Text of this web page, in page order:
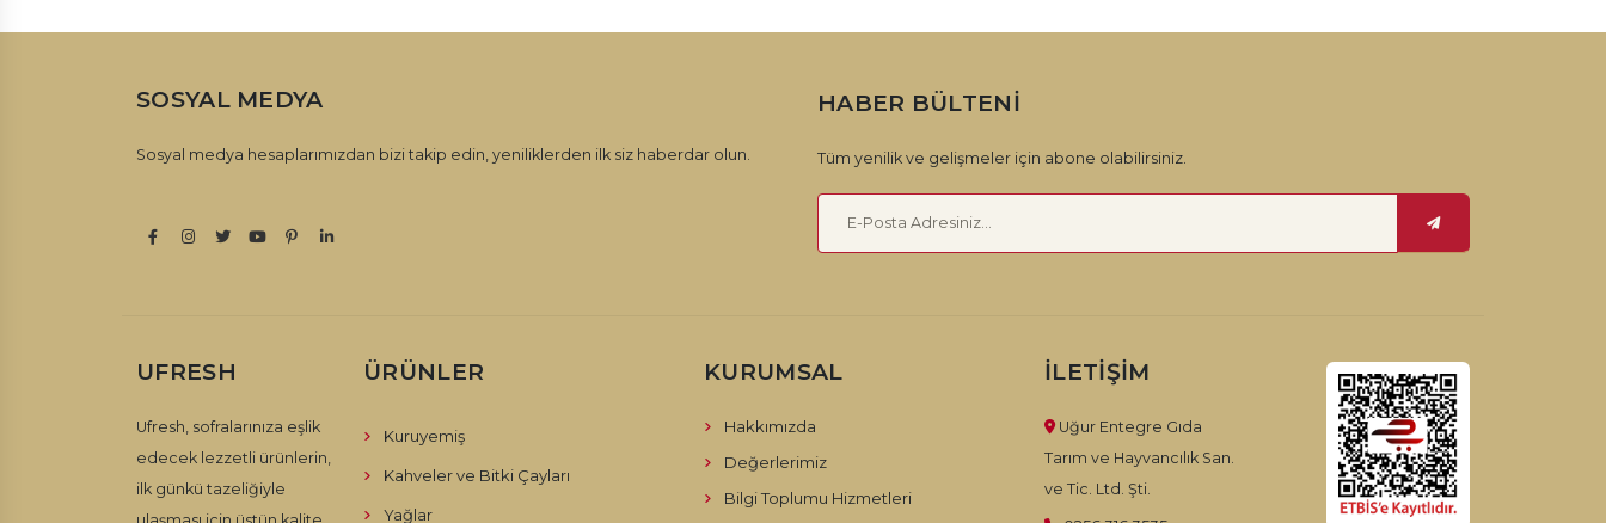
SOSYAL MEDYA
Sosyal medya hesaplarımızdan bizi takip edin, yeniliklerden ilk siz haberdar olun.
HABER BÜLTENI
Tüm yenilik ve gelişmeler için abone olabilirsiniz.
UFRESH
Ufresh, sofralarınıza eşlik
edecek lezzetli ürünlerin,
ilk günkü tazeliğiyle
ÜRÜNLER
Kuruyemiş
Kahveler ve Bitki Çayları
Yağlar
KURUMSAL
Hakkımızda
Değerlerimiz
Bilgi Toplumu Hizmetleri
İLETIŞIM
Uğur Entegre Gıda
Tarım ve Hayvancılık San.
ve Tic. Ltd. Şti.